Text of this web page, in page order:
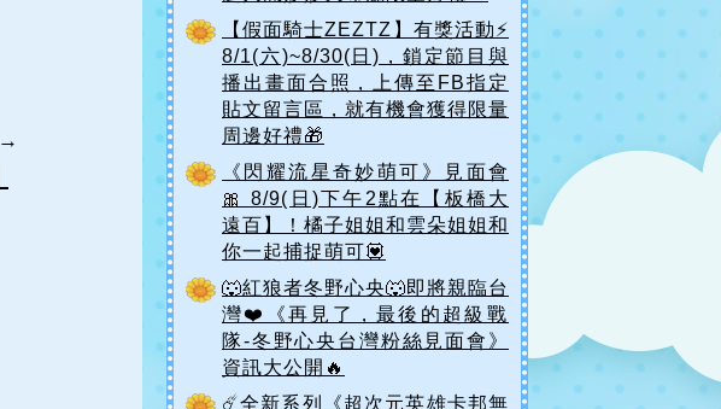
→
【假面騎士ZEZTZ】有獎活動⚡
8/1(六)~8/30(日)，鎖定節目與
播出畫面合照，上傳至FB指定
貼文留言區，就有機會獲得限量
周邊好禮🎁
《閃耀流星奇妙萌可》見面會
🎀 8/9(日)下午2點在【板橋大
遠百】！橘子姐姐和雲朵姐姐和
你一起捕捉萌可💟
🐺紅狼者冬野心央🐺即將親臨台
灣❤️《再見了，最後的超級戰
隊-冬野心央台灣粉絲見面會》
資訊大公開🔥
☄️全新系列《超次元英雄卡邦無